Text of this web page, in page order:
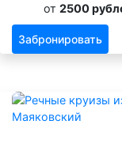
от 2500
Забронировать